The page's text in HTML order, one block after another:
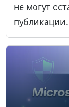
не могут
публикации.